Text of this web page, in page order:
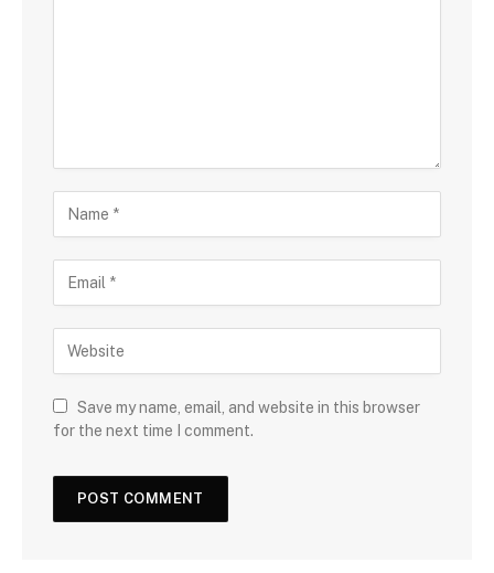
Save my name, email, and website in this browser
for the next time I comment.